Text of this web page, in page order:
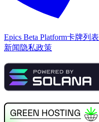
Epics Beta Platform卡牌列表
新闻 隐私政策